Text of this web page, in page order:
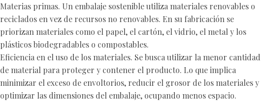
Materias primas. Un embalaje sostenible utiliza materiales renovables o
reciclados en vez de recursos no renovables. En su fabricación se
priorizan materiales como el papel, el cartón, el vidrio, el metal y los
plásticos biodegradables o compostables.
Eficiencia en el uso de los materiales. Se busca utilizar la menor cantidad
de material para proteger y contener el producto. Lo que implica
minimizar el exceso de envoltorios, reducir el grosor de los materiales y
optimizar las dimensiones del embalaje, ocupando menos espacio.